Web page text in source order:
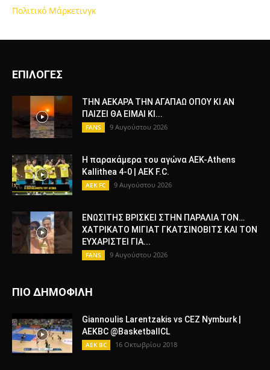
Πολιτικό Μάρκετινγκ
ΕΠΙΛΟΓΕΣ
ΤΗΝ ΑΕΚΑΡΑ ΤΗΝ ΑΓΑΠΑΩ ΟΠΟΥ ΚΙ ΑΝ
ΠΑΙΖΕΙ ΘΑ ΕΙΜΑΙ ΚΙ...
FANS 9 Αυγούστου 2026
Η παρακάμερα του αγώνα ΑΕΚ-Athens
Kallithea 4-0 | AEK F.C.
AEK FC 9 Αυγούστου 2026
ΕΝΩΣΙΤΗΣ ΒΡΙΣΚΕΙ ΣΤΗΝ ΠΑΡΑΛΙΑ ΤΟΝ…
ΧΑΤΡΙΚΑΤΟ ΜΙΓΙΑΤ ΓΚΑΤΣΙΝΟΒΙΤΣ ΚΑΙ ΤΟΝ
ΕΥΧΑΡΙΣΤΕΙ ΓΙΑ...
FANS 9 Αυγούστου 2026
ΠΙΟ ΔΗΜΟΦΙΛΗ
Giannoulis Larentzakis vs CEZ Nymburk |
AEKBC @BasketballCL
AEK BC 16 Οκτωβρίου 2018